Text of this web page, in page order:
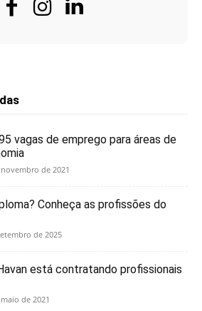
vagas de emprego para áreas de
de 2021
Conheça as profissões do
de 2025
está contratando profissionais
de 2021